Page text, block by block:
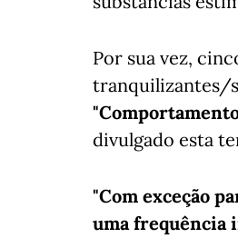
Por sua vez,
tranquilizantes/
divulgado esta
"Com exceção
uma frequência